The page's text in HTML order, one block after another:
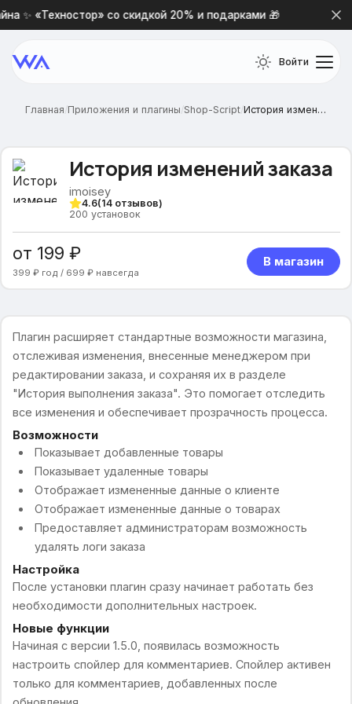
✨ «Техностор» со скидкой 20% и подарками 🎁
Войти
Главная/Приложения и плагины/Shop-Script/ История изменений заказа
История изменений заказа
imoisey
4.6(14отзывов)
200 установок
от 199 ₽
399 ₽ год / 699 ₽ навсегда
В магазин
Плагин расширяет стандартные возможности магазина,
отслеживая изменения, внесенные менеджером при
редактировании заказа, и сохраняя их в разделе
"История выполнения заказа". Это помогает отследить
все изменения и обеспечивает прозрачность процесса.
Возможности
Показывает добавленные товары
Показывает удаленные товары
Отображает измененные данные о клиенте
Отображает измененные данные о товарах
Предоставляет администраторам возможность
удалять логи заказа
Настройка
После установки плагин сразу начинает работать без
необходимости дополнительных настроек.
Новые функции
Начиная с версии 1.5.0, появилась возможность
настроить спойлер для комментариев. Спойлер активен
только для комментариев, добавленных после